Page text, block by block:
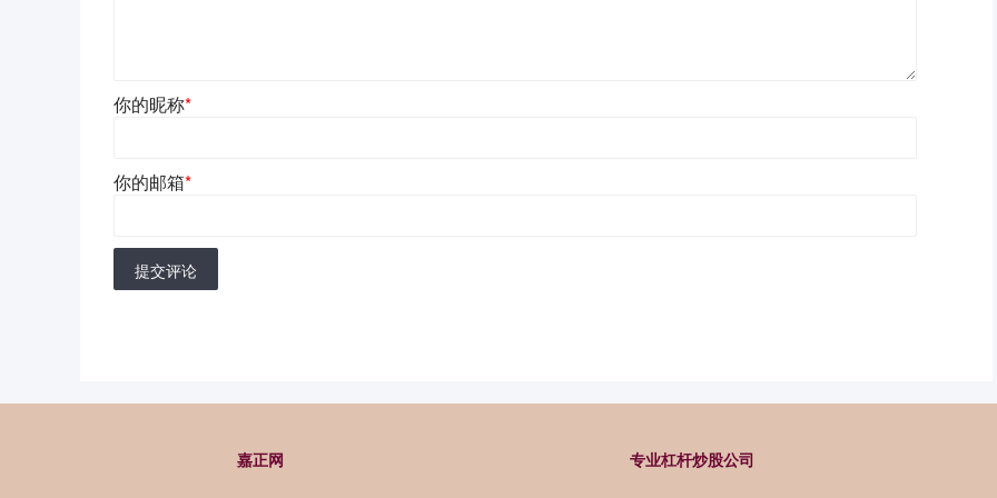
你的昵称*
你的邮箱*
提交评论
嘉正网 专业杠杆炒股公司